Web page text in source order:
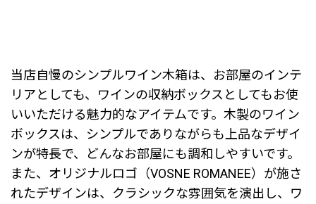
当店自慢のシンプルワイン木箱は、お部屋のインテ
リアとしても、ワインの収納ボックスとしてもお使
いいただける魅力的なアイテムです。木製のワイン
ボックスは、シンプルでありながらも上品なデザイ
ンが特長で、どんなお部屋にも調和しやすいです。
また、オリジナルロゴ（VOSNE ROMANEE）が施さ
れたデザインは、クラシックな雰囲気を演出し、ワ